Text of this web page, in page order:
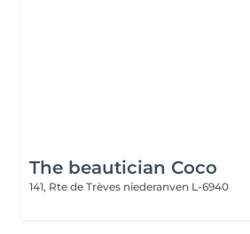
The beautician Coco
141, Rte de Trèves niederanven L-6940